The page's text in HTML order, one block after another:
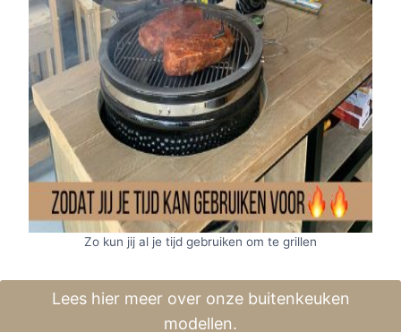
Zo kun jij al je tijd gebruiken om te grillen
Lees hier meer over onze buitenkeuken
modellen.